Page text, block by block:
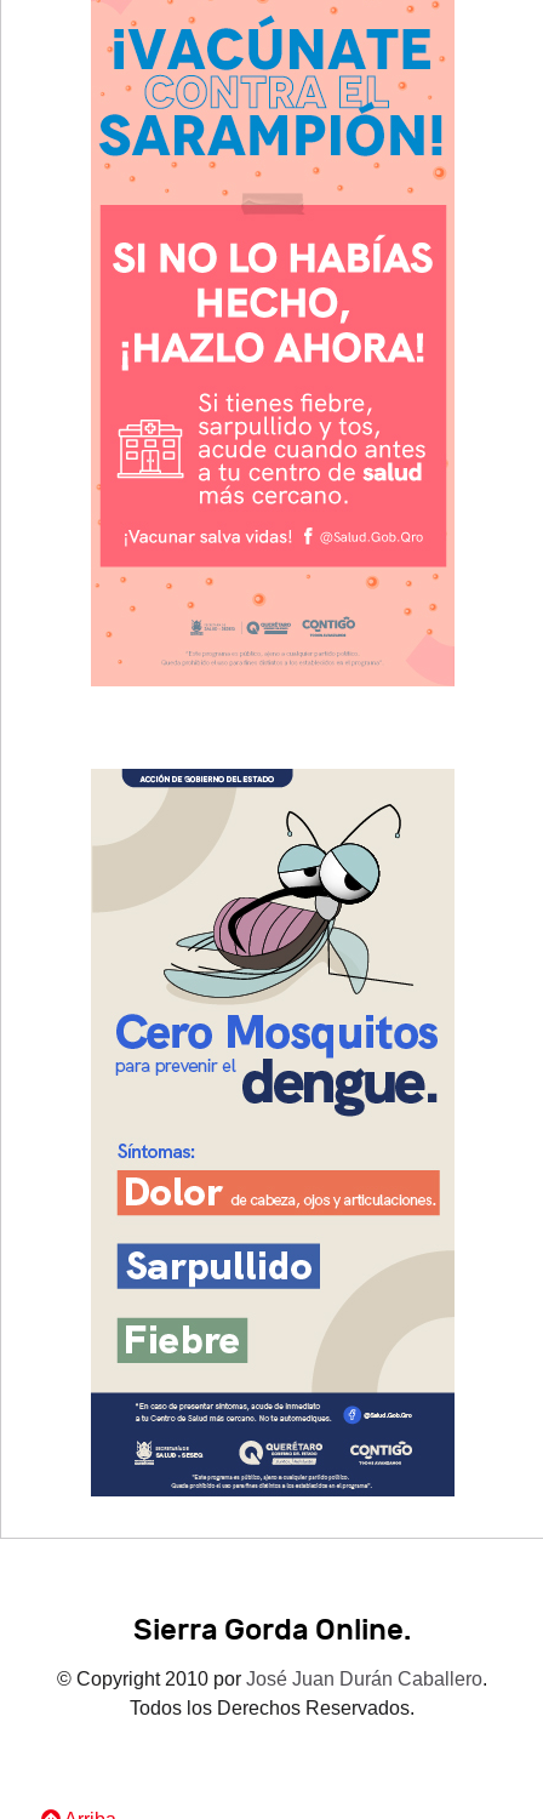
Sierra Gorda Online.
© Copyright 2010 por José Juan Durán Caballero.
Todos los Derechos Reservados.